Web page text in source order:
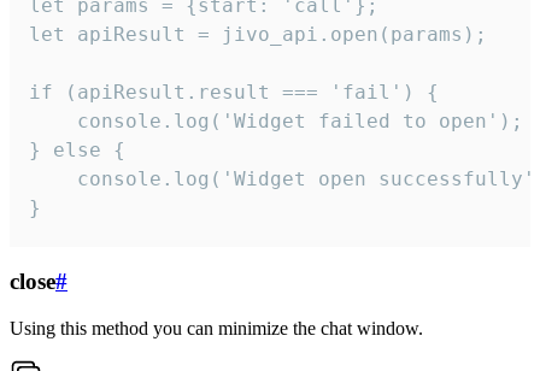
let params = {start: 'call'};
let apiResult = jivo_api.open(params);
if (apiResult.result === 'fail') {
    console.log('Widget failed to open');
} else {
console.log('Widget open
}
close#
Using this method you can minimize the chat window.